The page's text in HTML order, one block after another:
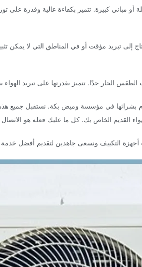
أو مباني كبيرة. تتميز بكفاءة عالية وقدرة على
إلى تبريد مؤقت أو في المناطق التي لا يمكن
الحار جدًا. تتميز بقدرتها على تبريد
بشرائها في مؤسسة وميض بكة. نستقبل جميع هذه
القديم الخاص بك. كل ما عليك فعله هو
التكييف ونسعى جاهدين لتقديم أفضل خدمة